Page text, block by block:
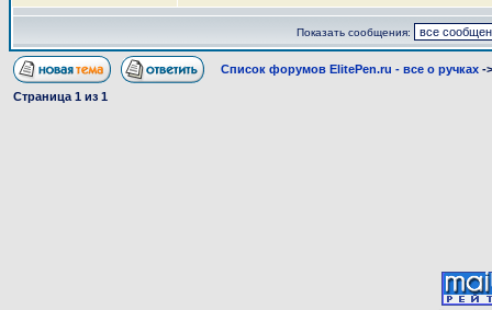
Показать сообщения:
Список форумов ElitePen.ru - все о ручках -
Страница 1 из 1